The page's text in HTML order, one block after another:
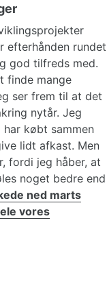
efterhånden rundet
god tilfreds med.
finde mange
ser frem til at det
nytår. Jeg
købt sammen
lidt afkast. Men
fordi jeg håber, at
noget bedre end
ned marts
vores